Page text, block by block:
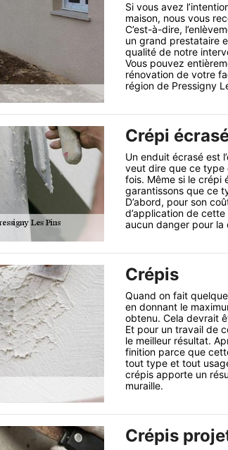
Si vous avez
maison, nous vous
C’est-à-dire,
un grand prestataire
qualité de notre
Vous pouvez
rénovation de votre
région de Pressigny
Crépi
Un enduit écrasé est
veut dire que ce type
fois. Même si le crépi
garantissons que ce
D’abord, pour son
d’application de cette
aucun danger pour
Crépis
Quand on fait
en donnant le
obtenu. Cela devrait
Et pour un travail de
le meilleur résultat.
finition parce que
tout type et tout
crépis apporte un
muraille.
Crépis